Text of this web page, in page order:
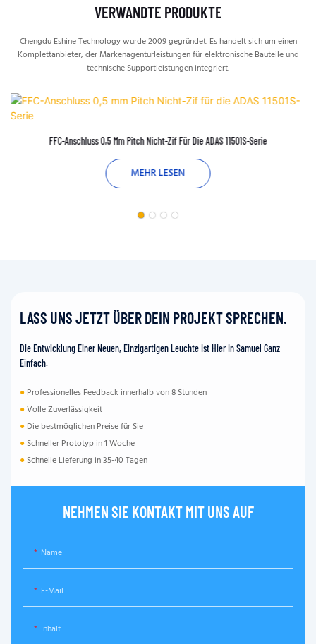
VERWANDTE PRODUKTE
Chengdu Eshine Technology wurde 2009 gegründet. Es handelt sich um einen
Komplettanbieter, der Markenagenturleistungen für elektronische Bauteile und
technische Supportleistungen integriert.
FFC-Anschluss 0,5 Mm Pitch Nicht-Zif Für Die ADAS 11501S-Serie
MEHR LESEN
LASS UNS JETZT ÜBER DEIN PROJEKT SPRECHEN.
Die Entwicklung Einer Neuen, Einzigartigen Leuchte Ist Hier In Samuel Ganz
Einfach.
● Professionelles Feedback innerhalb von 8 Stunden
●Volle Zuverlässigkeit
● Die bestmöglichen Preise für Sie
● Schneller Prototyp in 1 Woche
● Schnelle Lieferung in 35-40 Tagen
NEHMEN SIE KONTAKT MIT UNS AUF
Name
E-Mail
Inhalt